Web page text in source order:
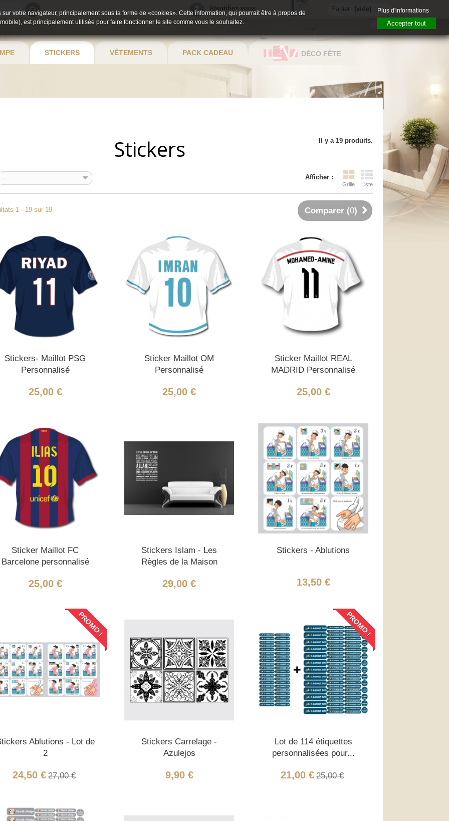
Identifiez-vous Panier (vide)
STICKERS VÊTEMENTS PACK CADEAU DÉCO FÊTE
Stickers Il y a 19 produits.
Afficher :
Grille Liste
--
Comparer (0)
1 - 19 sur 19.
Stickers- Maillot PSG
Personnalisé
25,00 €
Sticker Maillot OM
Personnalisé
25,00 €
Sticker Maillot REAL
MADRID Personnalisé
25,00 €
Sticker Maillot FC
Barcelone personnalisé
25,00 €
Stickers Islam - Les
Règles de la Maison
29,00 €
Stickers - Ablutions
13,50 €
PROMO !
Ablutions - Lot de
2
24,50 € 27,00 €
Stickers Carrelage -
Azulejos
9,90 €
PROMO !
Lot de 114 étiquettes
personnalisées pour...
21,00 € 25,00 €
votre navigateur, principalement sous la forme de «cookies». Cette information, qui pourrait être à propos de
est principalement utilisée pour faire fonctionner le site comme vous le souhaitez.
Plus d'informations
Accepter tout